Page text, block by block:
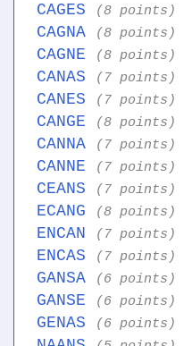
CAGES (8 points)
CAGNA (8 points)
CAGNE (8 points)
CANAS (7 points)
CANES (7 points)
CANGE (8 points)
CANNA (7 points)
CANNE (7 points)
CEANS (7 points)
ECANG (8 points)
ENCAN (7 points)
ENCAS (7 points)
GANSA (6 points)
GANSE (6 points)
GENAS (6 points)